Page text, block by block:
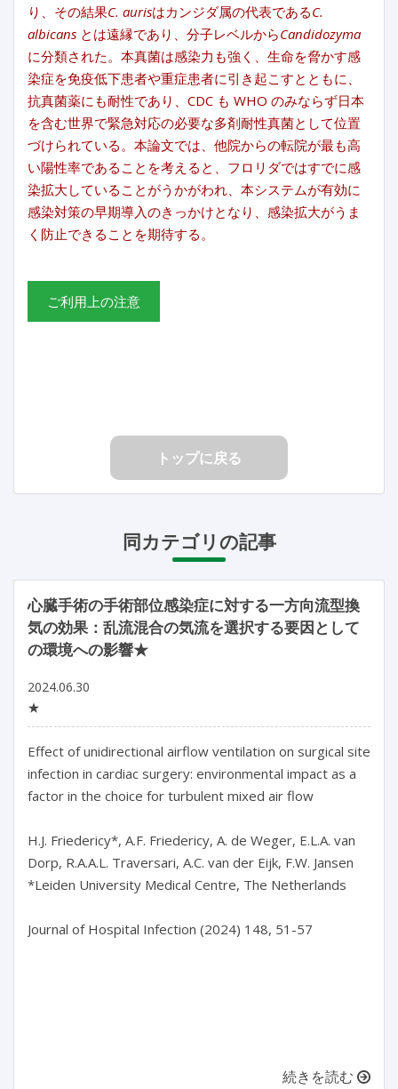
り、その結果C. aurisはカンジダ属の代表であるC.
albicans とは遠縁であり、分子レベルからCandidozyma
に分類された。本真菌は感染力も強く、生命を脅かす感
染症を免疫低下患者や重症患者に引き起こすとともに、
抗真菌薬にも耐性であり、CDC も WHO のみならず日本
を含む世界で緊急対応の必要な多剤耐性真菌として位置
づけられている。本論文では、他院からの転院が最も高
い陽性率であることを考えると、フロリダではすでに感
染拡大していることがうかがわれ、本システムが有効に
感染対策の早期導入のきっかけとなり、感染拡大がうま
く防止できることを期待する。
ご利用上の注意
トップに戻る
同カテゴリの記事
心臓手術の手術部位感染症に対する一方向流型換
気の効果：乱流混合の気流を選択する要因として
の環境への影響★
2024.06.30
★
Effect of unidirectional airflow ventilation on surgical site
infection in cardiac surgery: environmental impact as a
factor in the choice for turbulent mixed air flow
H.J. Friedericy*, A.F. Friedericy, A. de Weger, E.L.A. van
Dorp, R.A.A.L. Traversari, A.C. van der Eijk, F.W. Jansen
*Leiden University Medical Centre, The Netherlands
Journal of Hospital Infection (2024) 148, 51-57
続きを読む